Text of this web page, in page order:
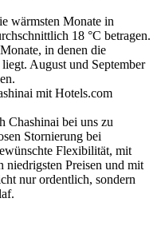
wärmsten Monate in
18 °C betragen.
in denen die
August und September
mit Hotels.com
Chashinai bei uns zu
Stornierung bei
Flexibilität, mit
niedrigsten Preisen und mit
nur ordentlich, sondern